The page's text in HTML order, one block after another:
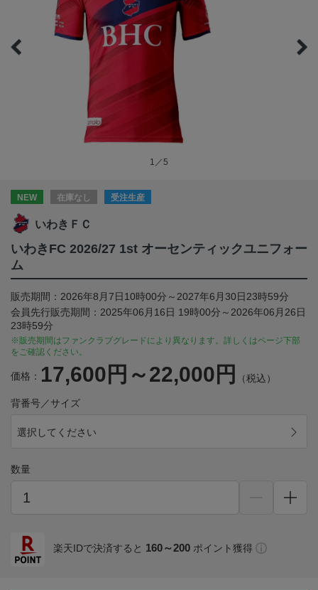
1／5
NEW 在庫なし 受注生産
いわきＦＣ
いわきFC 2026/27 1st オーセンティックユニフォー
ム
販売期間：2026年8月7日10時00分～2027年6月30日23時59分
会員先行販売期間：2025年06月16日 19時00分～2026年06月26日
23時59分
※販売期間はファンクラブグレードにより異なります。詳しくはページ下部
をご確認ください。
価格： 17,600円～22,000円 （税込）
背番号／サイズ
選択してください
数量
楽天IDで決済すると 160～200 ポイント獲得